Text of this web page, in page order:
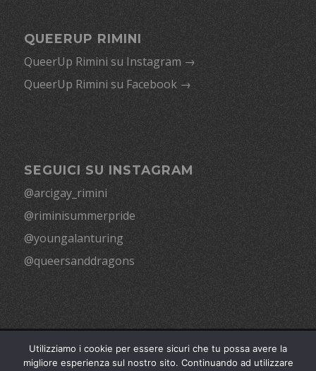
QUEERUP RIMINI
QueerUp Rimini su Instagram →
QueerUp Rimini su Facebook →
SEGUICI SU INSTAGRAM
@arcigay_rimini
@riminisummerpride
@youngalanturing
@queersanddragons
© Copyright | APS “Alan Turing” - Arcigay Rimini - Via Covignano 238,
47923 Rimini RN (c/o Casa delle Assoc. G. Bracconi) — C.F. 91046230404
Utilizziamo i cookie per essere sicuri che tu possa avere la
migliore esperienza sul nostro sito. Continuando ad utilizzare